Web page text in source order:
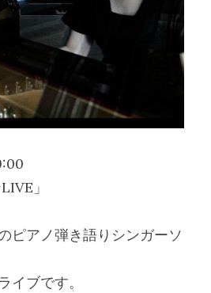
」
ピアノ弾き語りシンガーソ
イブです。